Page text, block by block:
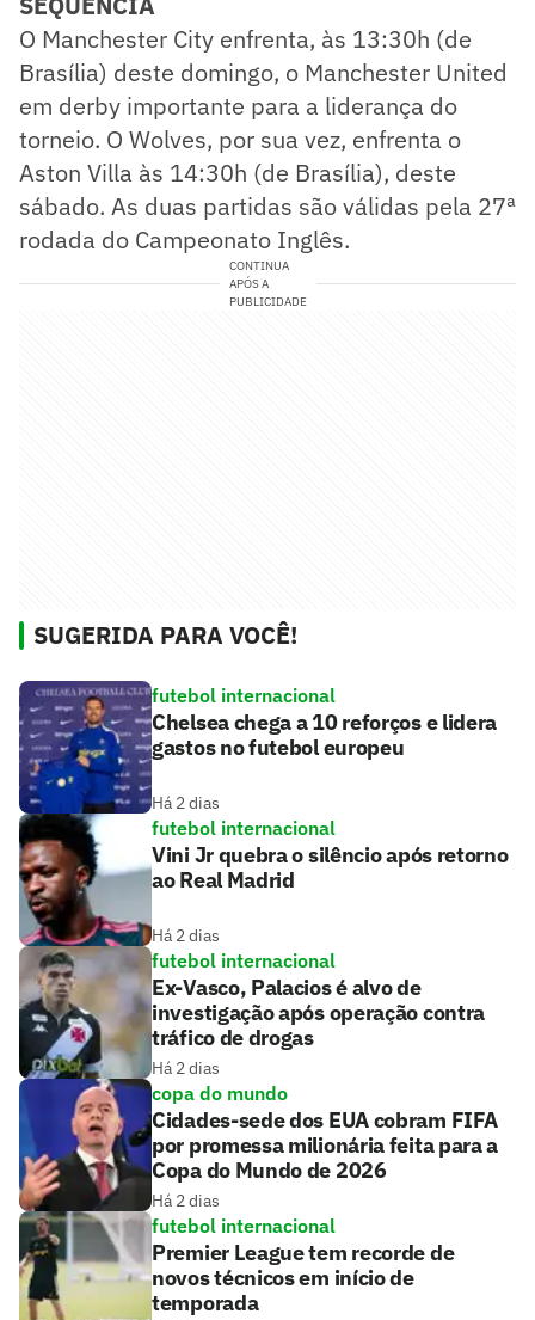
​O Manchester City enfrenta, às 13:30h (de
Brasília) deste domingo, o Manchester United
em derby importante para a liderança do
torneio. O Wolves, por sua vez, enfrenta o
Aston Villa às 14:30h (de Brasília), deste
sábado. As duas partidas são válidas pela 27ª
rodada do Campeonato Inglês.
CONTINUA
APÓS A
PUBLICIDADE
SUGERIDA PARA VOCÊ!
futebol internacional
Chelsea chega a 10 reforços e lidera
gastos no futebol europeu
Há 2 dias
futebol internacional
Vini Jr quebra o silêncio após retorno
ao Real Madrid
Há 2 dias
futebol internacional
Ex-Vasco, Palacios é alvo de
investigação após operação contra
tráfico de drogas
Há 2 dias
copa do mundo
Cidades-sede dos EUA cobram FIFA
por promessa milionária feita para a
Copa do Mundo de 2026
Há 2 dias
futebol internacional
Premier League tem recorde de
novos técnicos em início de
temporada